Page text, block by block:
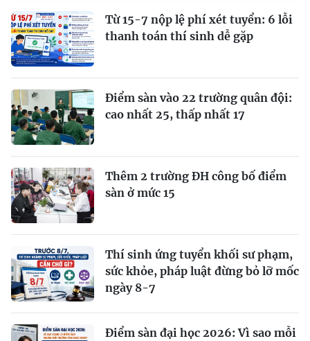
Từ 15-7 nộp lệ phí xét tuyển: 6 lỗi
thanh toán thí sinh dễ gặp
Điểm sàn vào 22 trường quân đội:
cao nhất 25, thấp nhất 17
Thêm 2 trường ĐH công bố điểm
sàn ở mức 15
Thí sinh ứng tuyển khối sư phạm,
sức khỏe, pháp luật đừng bỏ lỡ mốc
ngày 8-7
Điểm sàn đại học 2026: Vì sao mỗi